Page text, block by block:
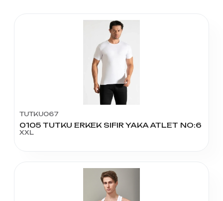
TUTKU067
0105 TUTKU ERKEK SIFIR YAKA ATLET NO:6
XXL